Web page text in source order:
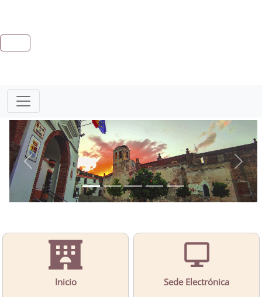
Inicio Sede Electrónica